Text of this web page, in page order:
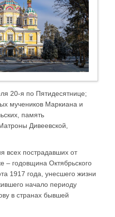
20-я по Пятидесятнице;
мучеников Маркиана и
память
Дивеевской,
всех пострадавших от
– годовщина Октябрьского
1917 года, унесшего жизни
начало периоду
в странах бывшей